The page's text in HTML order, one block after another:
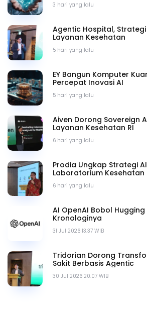
3 hari yang lalu
5 hari yang lalu
Agentic Hospital,
Layanan Kesehatan
5 hari yang lalu
EY Bangun Komputer
Percepat Inovasi AI
6 hari yang lalu
Aiven Dorong Sovereign
Layanan Kesehatan RI
6 hari yang lalu
Prodia Ungkap Strategi
Laboratorium Kesehatan
31 Jul 2026 13.37 WIB
AI OpenAI Bobol
Kronologinya
30 Jul 2026 20.07 WIB
Tridorian Dorong
Sakit Berbasis Agentic